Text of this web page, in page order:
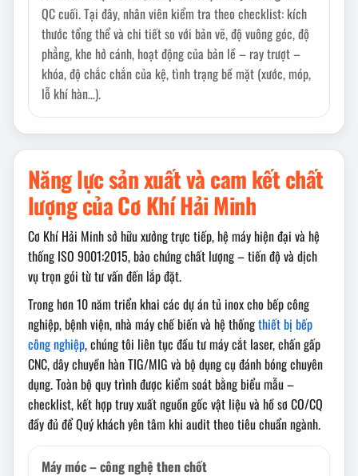
QC cuối. Tại đây, nhân viên kiểm tra theo checklist: kích
thước tổng thể và chi tiết so với bản vẽ, độ vuông góc, độ
phẳng, khe hở cánh, hoạt động của bản lề – ray trượt –
khóa, độ chắc chắn của kệ, tình trạng bề mặt (xước, móp,
lỗ khí hàn…).
Năng lực sản xuất và cam kết chất
lượng của Cơ Khí Hải Minh
Cơ Khí Hải Minh sở hữu xưởng trực tiếp, hệ máy hiện đại và hệ
thống ISO 9001:2015, bảo chứng chất lượng – tiến độ và dịch
vụ trọn gói từ tư vấn đến lắp đặt.
Trong hơn 10 năm triển khai các dự án tủ inox cho bếp công
nghiệp, bệnh viện, nhà máy chế biến và hệ thốngthiết bị bếp
công nghiệp, chúng tôi liên tục đầu tư máy cắt laser, chấn gấp
CNC, dây chuyền hàn TIG/MIG và bộ dụng cụ đánh bóng chuyên
dụng. Toàn bộ quy trình được kiểm soát bằng biểu mẫu –
checklist, kết hợp truy xuất nguồn gốc vật liệu và hồ sơ CO/CQ
đầy đủ để Quý khách yên tâm khi audit theo tiêu chuẩn ngành.
Máy móc – công nghệ then chốt